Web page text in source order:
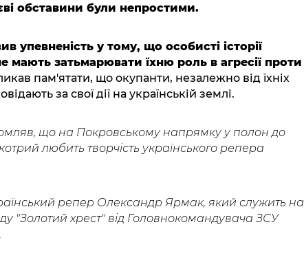
обставини були непростими.
упевненість у тому, що особисті історії
мають затьмарювати їхню роль в агресії проти
пам'ятати, що окупанти, незалежно від їхніх
за свої дії на українській землі.
що на Покровському напрямку у полон до
любить творчість українського репера
репер Олександр Ярмак, який служить на
"Золотий хрест" від Головнокомандувача ЗСУ